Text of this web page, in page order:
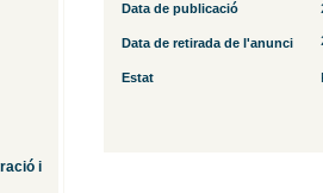
i
Data de publicació
Data de retirada de l'anunci
Estat